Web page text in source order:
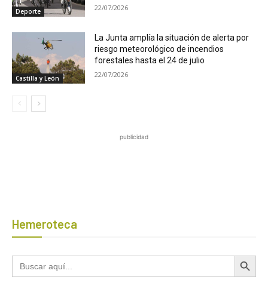
Deporte 22/07/2026
Castilla y León
La Junta amplía la situación de alerta por
riesgo meteorológico de incendios
forestales hasta el 24 de julio
22/07/2026
publicidad
Hemeroteca
Buscar: Botón de